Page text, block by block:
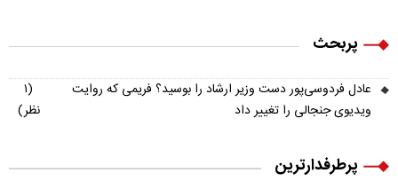
پربحث
عادل فردوسی‌پور دست وزیر ارشاد را بوسید؟ فریمی که روایت
ویدیوی جنجالی را تغییر داد
(۱
نظر)
پرطرفدارترین